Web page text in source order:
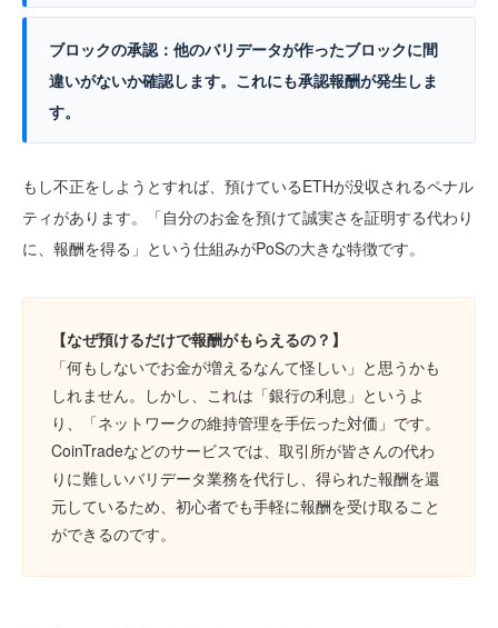
ブロックの承認： 他のバリデータが作ったブロックに間
違いがないか確認します。これにも承認報酬が発生しま
す。
もし不正をしようとすれば、預けているETHが没収されるペナル
ティがあります。「自分のお金を預けて誠実さを証明する代わり
に、報酬を得る」という仕組みがPoSの大きな特徴です。
【なぜ預けるだけで報酬がもらえるの？】
「何もしないでお金が増えるなんて怪しい」と思うかも
しれません。しかし、これは「銀行の利息」というよ
り、「ネットワークの維持管理を手伝った対価」です。
CoinTradeなどのサービスでは、取引所が皆さんの代わ
りに難しいバリデータ業務を代行し、得られた報酬を還
元しているため、初心者でも手軽に報酬を受け取ること
ができるのです。